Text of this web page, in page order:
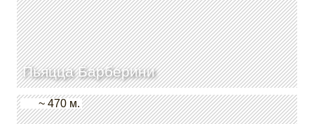
Пьяцца Барберини
~ 470 м.